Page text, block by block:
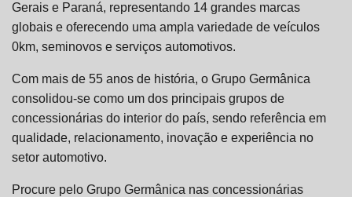
Gerais e Paraná, representando 14 grandes marcas
globais e oferecendo uma ampla variedade de veículos
0km, seminovos e serviços automotivos.
Com mais de 55 anos de história, o Grupo Germânica
consolidou-se como um dos principais grupos de
concessionárias do interior do país, sendo referência em
qualidade, relacionamento, inovação e experiência no
setor automotivo.
Procure pelo Grupo Germânica nas concessionárias